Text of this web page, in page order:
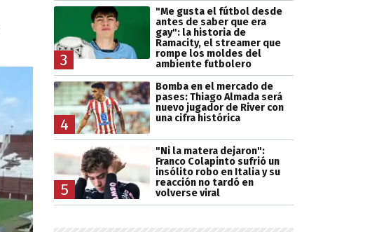
3
"Me gusta el fútbol desde
antes de saber que era
gay": la historia de
Ramacity, el streamer que
rompe los moldes del
ambiente futbolero
4
Bomba en el mercado de
pases: Thiago Almada será
nuevo jugador de River con
una cifra histórica
5
"Ni la matera dejaron":
Franco Colapinto sufrió un
insólito robo en Italia y su
reacción no tardó en
volverse viral